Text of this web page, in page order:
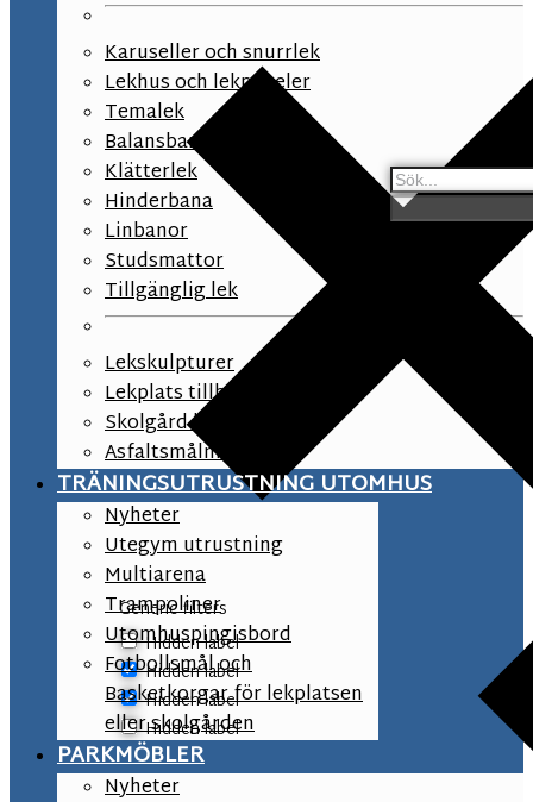
Generic filters
Hidden label
Hidden label
Hidden label
Hidden label
Karuseller och snurrlek
Lekhus och lekpaneler
Temalek
Balansbana
Klätterlek
Hinderbana
Linbanor
Studsmattor
Tillgänglig lek
Lekskulpturer
Lekplats tillbehör
Skolgård lekutrustning
Asfaltsmålningar
TRÄNINGSUTRUSTNING UTOMHUS
Nyheter
Utegym utrustning
Multiarena
Trampoliner
Utomhuspingisbord
Fotbollsmål och
Basketkorgar för lekplatsen
eller skolgården
PARKMÖBLER
Nyheter